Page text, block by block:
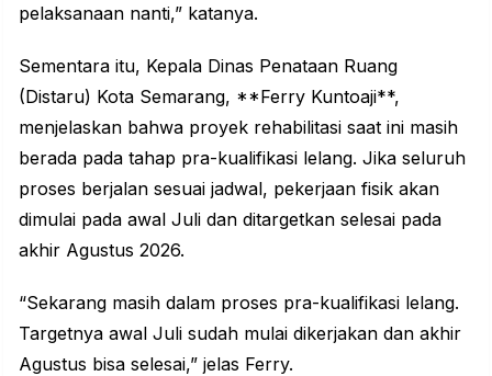
pelaksanaan nanti,” katanya.
Sementara itu, Kepala Dinas Penataan Ruang
(Distaru) Kota Semarang, **Ferry Kuntoaji**,
menjelaskan bahwa proyek rehabilitasi saat ini masih
berada pada tahap pra-kualifikasi lelang. Jika seluruh
proses berjalan sesuai jadwal, pekerjaan fisik akan
dimulai pada awal Juli dan ditargetkan selesai pada
akhir Agustus 2026.
“Sekarang masih dalam proses pra-kualifikasi lelang.
Targetnya awal Juli sudah mulai dikerjakan dan akhir
Agustus bisa selesai,” jelas Ferry.